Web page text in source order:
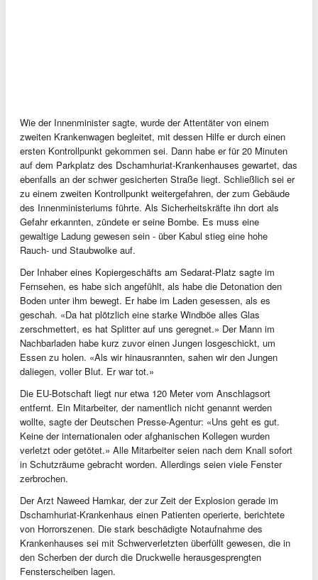
Wie der Innenminister sagte, wurde der Attentäter von einem
zweiten Krankenwagen begleitet, mit dessen Hilfe er durch einen
ersten Kontrollpunkt gekommen sei. Dann habe er für 20 Minuten
auf dem Parkplatz des Dschamhuriat-Krankenhauses gewartet, das
ebenfalls an der schwer gesicherten Straße liegt. Schließlich sei er
zu einem zweiten Kontrollpunkt weitergefahren, der zum Gebäude
des Innenministeriums führte. Als Sicherheitskräfte ihn dort als
Gefahr erkannten, zündete er seine Bombe. Es muss eine
gewaltige Ladung gewesen sein - über Kabul stieg eine hohe
Rauch- und Staubwolke auf.
Der Inhaber eines Kopiergeschäfts am Sedarat-Platz sagte im
Fernsehen, es habe sich angefühlt, als habe die Detonation den
Boden unter ihm bewegt. Er habe im Laden gesessen, als es
geschah. «Da hat plötzlich eine starke Windböe alles Glas
zerschmettert, es hat Splitter auf uns geregnet.» Der Mann im
Nachbarladen habe kurz zuvor einen Jungen losgeschickt, um
Essen zu holen. «Als wir hinausrannten, sahen wir den Jungen
daliegen, voller Blut. Er war tot.»
Die EU-Botschaft liegt nur etwa 120 Meter vom Anschlagsort
entfernt. Ein Mitarbeiter, der namentlich nicht genannt werden
wollte, sagte der Deutschen Presse-Agentur: «Uns geht es gut.
Keine der internationalen oder afghanischen Kollegen wurden
verletzt oder getötet.» Alle Mitarbeiter seien nach dem Knall sofort
in Schutzräume gebracht worden. Allerdings seien viele Fenster
zerbrochen.
Der Arzt Naweed Hamkar, der zur Zeit der Explosion gerade im
Dschamhuriat-Krankenhaus einen Patienten operierte, berichtete
von Horrorszenen. Die stark beschädigte Notaufnahme des
Krankenhauses sei mit Schwerverletzten überfüllt gewesen, die in
den Scherben der durch die Druckwelle herausgesprengten
Fensterscheiben lagen.